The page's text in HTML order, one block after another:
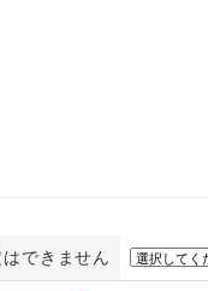
できません